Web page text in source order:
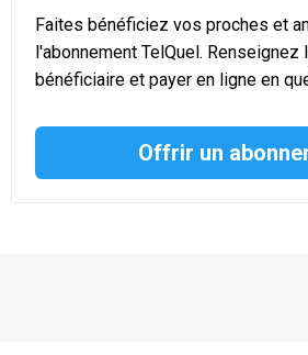
Faites bénéficiez vos proches et
l'abonnement TelQuel.
bénéficiaire et payer en ligne en
Offrir un